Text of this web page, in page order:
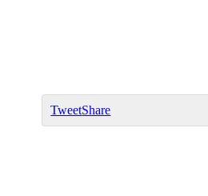
TweetShare